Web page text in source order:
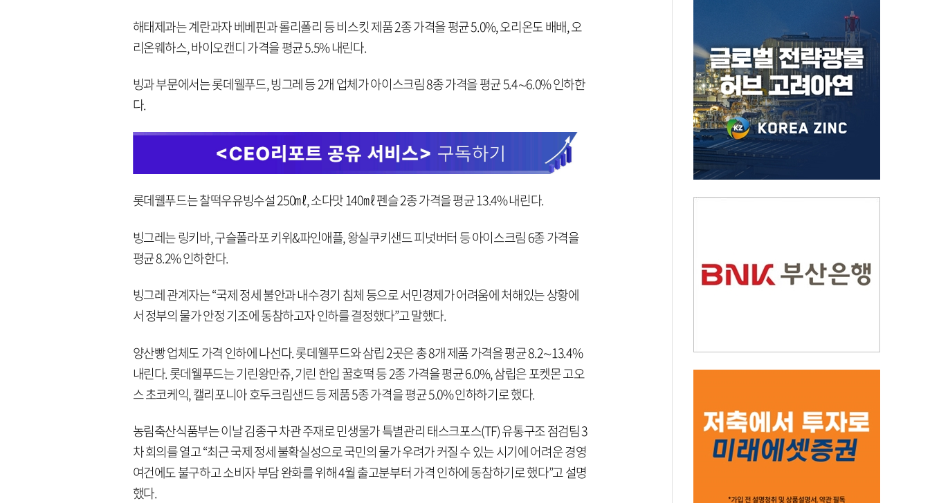
해태제과는 계란과자 베베핀과 롤리폴리 등 비스킷 제품 2종 가격을 평균 5.0%, 오리온도 배배, 오
리온웨하스, 바이오캔디 가격을 평균 5.5% 내린다.
빙과 부문에서는 롯데웰푸드, 빙그레 등 2개 업체가 아이스크림 8종 가격을 평균 5.4∼6.0% 인하한
다.
롯데웰푸드는 찰떡우유빙수설 250㎖, 소다맛 140㎖ 펜슬 2종 가격을 평균 13.4% 내린다.
빙그레는 링키바, 구슬폴라포 키위&파인애플, 왕실쿠키샌드 피넛버터 등 아이스크림 6종 가격을
평균 8.2% 인하한다.
빙그레 관계자는 “국제 정세 불안과 내수경기 침체 등으로 서민경제가 어려움에 처해있는 상황에
서 정부의 물가 안정 기조에 동참하고자 인하를 결정했다”고 말했다.
양산빵 업체도 가격 인하에 나선다. 롯데웰푸드와 삼립 2곳은 총 8개 제품 가격을 평균 8.2∼13.4%
내린다. 롯데웰푸드는 기린왕만쥬, 기린 한입 꿀호떡 등 2종 가격을 평균 6.0%, 삼립은 포켓몬 고오
스 초코케익, 캘리포니아 호두크림샌드 등 제품 5종 가격을 평균 5.0% 인하하기로 했다.
농림축산식품부는 이날 김종구 차관 주재로 민생물가 특별관리 태스크포스(TF) 유통구조 점검팀 3
차 회의를 열고 “최근 국제 정세 불확실성으로 국민의 물가 우려가 커질 수 있는 시기에 어려운 경영
여건에도 불구하고 소비자 부담 완화를 위해 4월 출고분부터 가격 인하에 동참하기로 했다”고 설명
했다.